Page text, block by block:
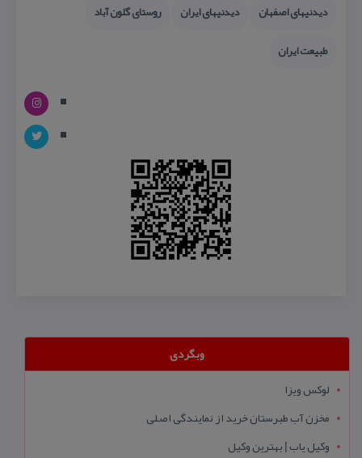
دیدنیهای اصفهان
دیدنیهای ایران
روستای گلون آباد
طبیعت ایران
وبگردی
لوکس ویزا
مخزن آب طبرستان خرید از نمایندگی اصلی
وکیل یاب | بهترین وکیل